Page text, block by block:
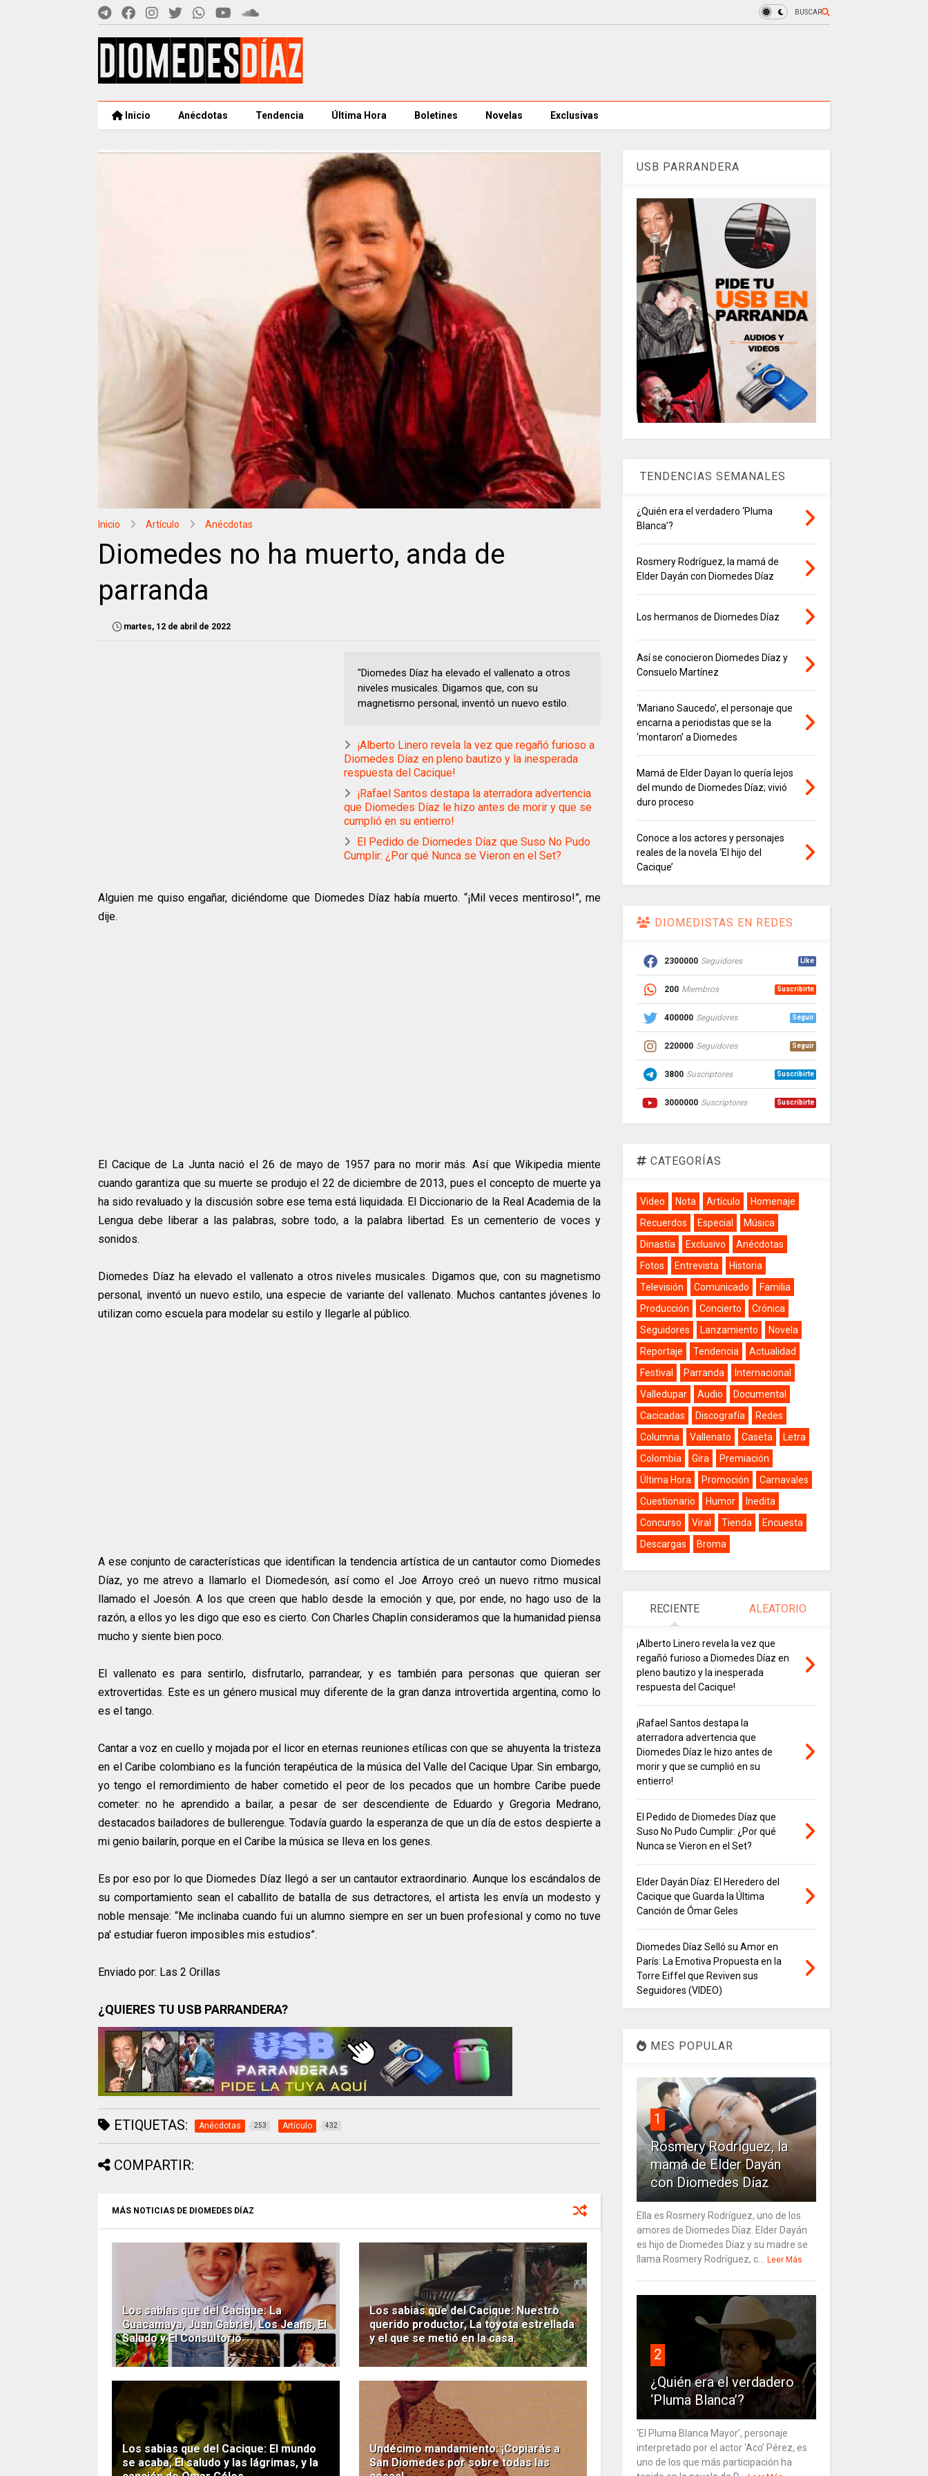
BUSCAR
Inicio Anécdotas Tendencia Última Hora Boletines Novelas Exclusivas
Inicio Artículo Anécdotas
Diomedes no ha muerto, anda de
parranda
martes, 12 de abril de 2022
"Diomedes Díaz ha elevado el vallenato a otros
niveles musicales. Digamos que, con su
magnetismo personal, inventó un nuevo estilo.
¡Alberto Linero revela la vez que regañó furioso a
Diomedes Díaz en pleno bautizo y la inesperada
respuesta del Cacique!
¡Rafael Santos destapa la aterradora advertencia
que Diomedes Díaz le hizo antes de morir y que se
cumplió en su entierro!
El Pedido de Diomedes Díaz que Suso No Pudo
Cumplir: ¿Por qué Nunca se Vieron en el Set?
Alguien me quiso engañar, diciéndome que Diomedes Díaz había muerto. “¡Mil veces mentiroso!”, me
dije.
El Cacique de La Junta nació el 26 de mayo de 1957 para no morir más. Así que Wikipedia miente
cuando garantiza que su muerte se produjo el 22 de diciembre de 2013, pues el concepto de muerte ya
ha sido revaluado y la discusión sobre ese tema está liquidada. El Diccionario de la Real Academia de la
Lengua debe liberar a las palabras, sobre todo, a la palabra libertad. Es un cementerio de voces y
sonidos.
Diomedes Díaz ha elevado el vallenato a otros niveles musicales. Digamos que, con su magnetismo
personal, inventó un nuevo estilo, una especie de variante del vallenato. Muchos cantantes jóvenes lo
utilizan como escuela para modelar su estilo y llegarle al público.
A ese conjunto de características que identifican la tendencia artística de un cantautor como Diomedes
Díaz, yo me atrevo a llamarlo el Diomedesón, así como el Joe Arroyo creó un nuevo ritmo musical
llamado el Joesón. A los que creen que hablo desde la emoción y que, por ende, no hago uso de la
razón, a ellos yo les digo que eso es cierto. Con Charles Chaplin consideramos que la humanidad piensa
mucho y siente bien poco.
El vallenato es para sentirlo, disfrutarlo, parrandear, y es también para personas que quieran ser
extrovertidas. Este es un género musical muy diferente de la gran danza introvertida argentina, como lo
es el tango.
Cantar a voz en cuello y mojada por el licor en eternas reuniones etílicas con que se ahuyenta la tristeza
en el Caribe colombiano es la función terapéutica de la música del Valle del Cacique Upar. Sin embargo,
yo tengo el remordimiento de haber cometido el peor de los pecados que un hombre Caribe puede
cometer: no he aprendido a bailar, a pesar de ser descendiente de Eduardo y Gregoria Medrano,
destacados bailadores de bullerengue. Todavía guardo la esperanza de que un día de estos despierte a
mi genio bailarín, porque en el Caribe la música se lleva en los genes.
Es por eso por lo que Diomedes Díaz llegó a ser un cantautor extraordinario. Aunque los escándalos de
su comportamiento sean el caballito de batalla de sus detractores, el artista les envía un modesto y
noble mensaje: “Me inclinaba cuando fui un alumno siempre en ser un buen profesional y como no tuve
pa' estudiar fueron imposibles mis estudios”.
Enviado por: Las 2 Orillas
¿QUIERES TU USB PARRANDERA?
ETIQUETAS: Anécdotas 253 Artículo 432
COMPARTIR:
MÁS NOTICIAS DE DIOMEDES DÍAZ
Los sabías que del Cacique: La
Guacamaya, Juan Gabriel, Los Jeans, El
Saludo y El Consultorio
Los sabias que del Cacique: Nuestro
querido productor, La toyota estrellada
y el que se metió en la casa.
Los sabias que del Cacique: El mundo
se acaba, El saludo y las lágrimas, y la
Undécimo mandamiento: ¡Copiarás a
San Diomedes por sobre todas las
USB PARRANDERA
TENDENCIAS SEMANALES
¿Quién era el verdadero ‘Pluma
Blanca’?
Rosmery Rodríguez, la mamá de
Elder Dayán con Diomedes Díaz
Los hermanos de Diomedes Díaz
Así se conocieron Diomedes Díaz y
Consuelo Martínez
‘Mariano Saucedo’, el personaje que
encarna a periodistas que se la
‘montaron’ a Diomedes
Mamá de Elder Dayan lo quería lejos
del mundo de Diomedes Díaz; vivió
duro proceso
Conoce a los actores y personajes
reales de la novela ‘El hijo del
Cacique’
DIOMEDISTAS EN REDES
2300000 Seguidores Like
200 Miembros Suscribirte
400000 Seguidores Seguir
220000 Seguidores Seguir
3800 Suscriptores Suscribirte
3000000 Suscriptores Suscribirte
CATEGORÍAS
Video Nota Artículo
Homenaje
Recuerdos
Especial
Música
Dinastía
Exclusivo
Anécdotas
Fotos
Entrevista
Historia
Televisión
Comunicado
Familia
Producción
Concierto
Crónica
Seguidores
Lanzamiento
Novela
Reportaje
Tendencia
Actualidad
Festival
Parranda
Internacional
Valledupar
Audio
Documental
Cacicadas
Discografía
Redes
Columna
Vallenato Caseta
Letra
Colombia
Gira
Premiación
Última Hora
Promoción
Carnavales
Cuestionario
Humor
Inedita
Concurso
Viral Tienda
Encuesta
Descargas
Broma
RECIENTE ALEATORIO
¡Alberto Linero revela la vez que
regañó furioso a Diomedes Díaz en
pleno bautizo y la inesperada
respuesta del Cacique!
¡Rafael Santos destapa la
aterradora advertencia que
Diomedes Díaz le hizo antes de
morir y que se cumplió en su
entierro!
El Pedido de Diomedes Díaz que
Suso No Pudo Cumplir: ¿Por qué
Nunca se Vieron en el Set?
Elder Dayán Díaz: El Heredero del
Cacique que Guarda la Última
Canción de Ómar Geles
Diomedes Díaz Selló su Amor en
París: La Emotiva Propuesta en la
Torre Eiffel que Reviven sus
Seguidores (VIDEO)
MES POPULAR
1
Rosmery Rodríguez, la
mamá de Elder Dayán
con Diomedes Díaz
Ella es Rosmery Rodríguez, uno de los
amores de Diomedes Díaz. Elder Dayán
es hijo de Diomedes Díaz y su madre se
llama Rosmery Rodríguez, c... Leer Más
2
¿Quién era el verdadero
‘Pluma Blanca’?
‘El Pluma Blanca Mayor’, personaje
interpretado por el actor ‘Aco’ Pérez, es
uno de los que más participación ha